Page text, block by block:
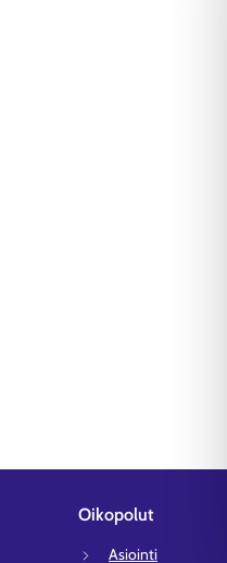
Oikopolut
Asiointi